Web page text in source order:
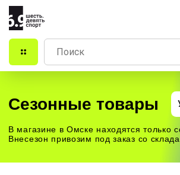
Сезонные товары
В магазине в Омске находятся только сезонные товары.
Внесезон привозим под заказ со склада за 1-3 дня.